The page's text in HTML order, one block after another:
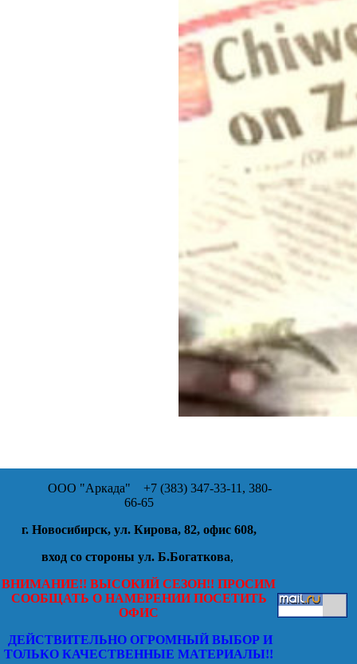
ООО "Аркада" +7 (383) 347-33-11, 380-
66-65
г. Новосибирск, ул. Кирова, 82, офис 608,
вход со стороны ул. Б.Богаткова,
ВНИМАНИЕ!! ВЫСОКИЙ СЕЗОН!! ПРОСИМ
СООБЩАТЬ О НАМЕРЕНИИ ПОСЕТИТЬ
ОФИС
ДЕЙСТВИТЕЛЬНО ОГРОМНЫЙ ВЫБОР И
ТОЛЬКО КАЧЕСТВЕННЫЕ МАТЕРИАЛЫ!!